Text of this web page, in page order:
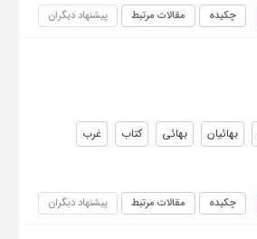
چکیده مقالات مرتبط پیشنهاد دیگران
بهائیان بهائی کتاب
غرب
چکیده مقالات مرتبط پیشنهاد دیگران